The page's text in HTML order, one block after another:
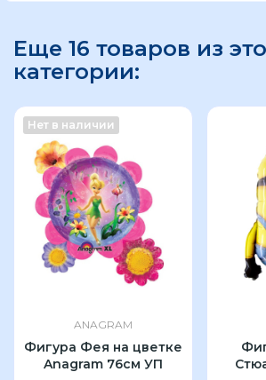
Еще 16 товаров из
категории:
Нет в наличии
ANAGRAM
Фигура Фея на цветке
Anagram 76см УП